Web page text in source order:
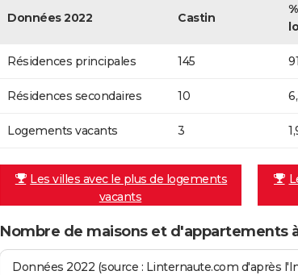
Données 2022 Castin
Résidences principales 145
Résidences secondaires 10
Logements vacants 3
Les villes avec le plus de logements
vacants
Nombre de maisons et d'appartements
Données 2022 (source : Linternaute.com d'après